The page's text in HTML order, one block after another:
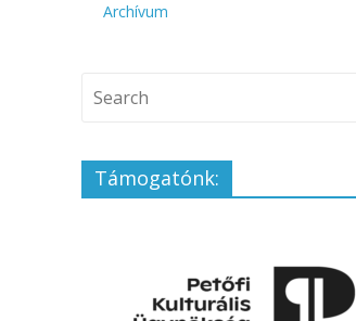
Archívum
Támogatónk: